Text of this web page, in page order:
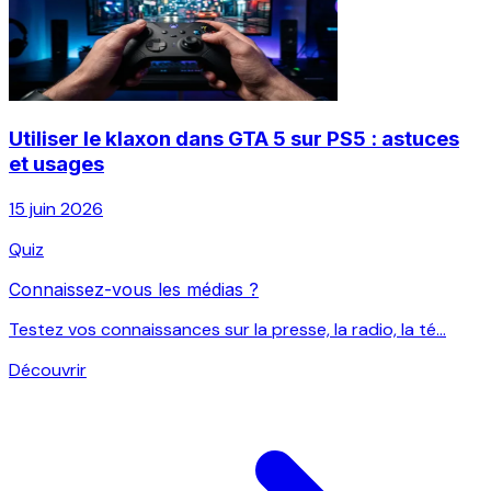
Utiliser le klaxon dans GTA 5 sur PS5 : astuces
et usages
15 juin 2026
Quiz
Connaissez-vous les médias ?
Testez vos connaissances sur la presse, la radio, la té...
Découvrir